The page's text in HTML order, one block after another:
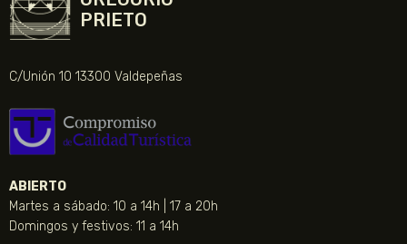
PRIETO
C/Unión 10 13300 Valdepeñas
ABIERTO
Martes a sábado: 10 a 14h | 17 a 20h
Domingos y festivos: 11 a 14h